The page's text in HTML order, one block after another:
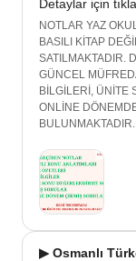
Detaylar için
NOTLAR YAZ
BASILI KİTAP
SATILMAKTADIR.
GÜNCEL
BİLGİLERİ, ÜNİTE
ONLİNE
BULUNMAKTADIR.
▶ Osmanlı